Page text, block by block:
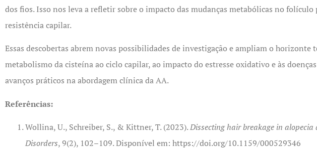
dos fios. Isso nos leva a refletir sobre o impacto das mudanças metabólicas no
resistência capilar.
Essas descobertas abrem novas possibilidades de investigação e ampliam o
metabolismo da cisteína ao ciclo capilar, ao impacto do estresse oxidativo e às
avanços práticos na abordagem clínica da AA.
Referências:
Wollina, U., Schreiber, S., & Kittner, T. (2023).Dissecting hair breakage in
Disorders, 9(2), 102–109. Disponível em: https://doi.org/10.1159/000529346